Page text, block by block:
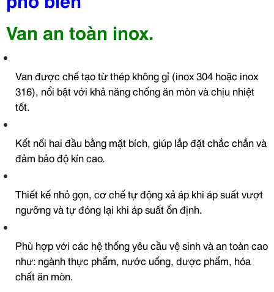
Van an toàn inox.
Van được chế tạo từ thép không gỉ (inox 304 hoặc inox
316), nổi bật với khả năng chống ăn mòn và chịu nhiệt
tốt.
Kết nối hai đầu bằng mặt bích, giúp lắp đặt chắc chắn và
đảm bảo độ kín cao.
Thiết kế nhỏ gọn, cơ chế tự động xả áp khi áp suất vượt
ngưỡng và tự đóng lại khi áp suất ổn định.
Phù hợp với các hệ thống yêu cầu vệ sinh và an toàn cao
như: ngành thực phẩm, nước uống, dược phẩm, hóa
chất ăn mòn.